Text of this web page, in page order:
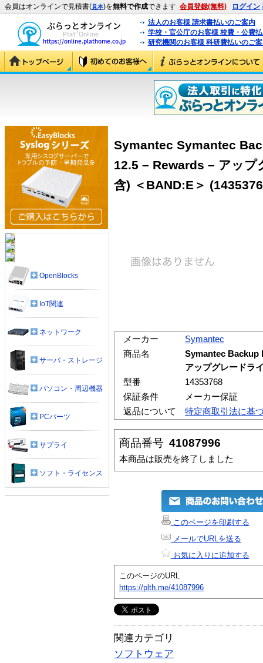
会員はオンラインで見積書(見本)を無料で作成できます 会員登録(無料) ログイン
法人のお客様 請求書払いのご案内
学校・官公庁のお客様 校費・公費
研究機関のお客様 科研費払いのご
Symantec Symantec
12.5 – Rewards – アップ
含) ＜BAND:E＞
メーカー
Symantec
商品名
Symantec Backup
アップグレードラ
型番
14353768
保証条件
メーカー保証
返品について
特定商取引法に基
商品番号 41087996
本商品は販売を終了しました
このページを印刷する
メールでURLを送る
お気に入りに追加する
このページのURL
https://plth.me/41087996
関連カテゴリ
ソフトウェア
OpenBlocks
IoT関連
ネットワーク
サーバ・ストレージ
パソコン・周辺機器
PCパーツ
サプライ
ソフト・ライセンス